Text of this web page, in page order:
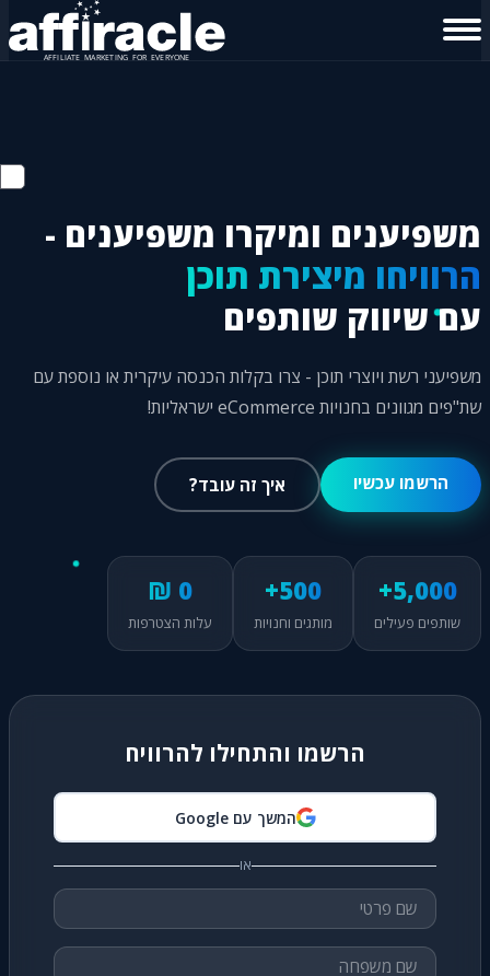
משפיענים ומיקרו משפיענים -
הרוויחו מיצירת תוכן
עם שיווק שותפים
משפיעני רשת ויוצרי תוכן - צרו בקלות הכנסה עיקרית או נוספת עם
שת"פים מגוונים בחנויות eCommerce ישראליות!
הרשמו עכשיו איך זה עובד?
5,000+
שותפים פעילים
500+
מותגים וחנויות
0 ₪
עלות הצטרפות
הרשמו והתחילו להרוויח
המשך עם Google
או